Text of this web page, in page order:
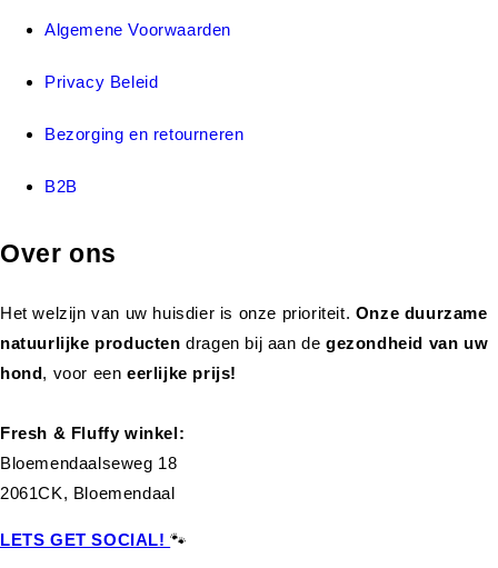
Algemene Voorwaarden
Privacy Beleid
Bezorging en retourneren
B2B
Over ons
Het welzijn van uw huisdier is onze prioriteit. Onze duurzame
natuurlijke productendragen bij aan de gezondheid van uw
hond, voor eeneerlijke prijs!
Fresh & Fluffy winkel:
Bloemendaalseweg 18
2061CK, Bloemendaal
LETS GET SOCIAL!🐾